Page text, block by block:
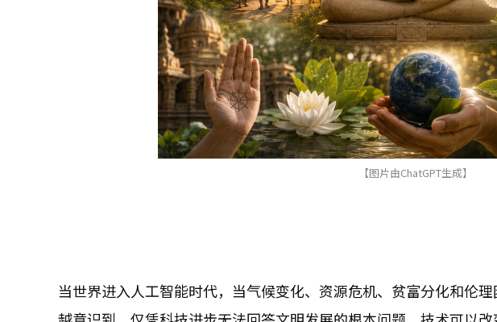
【图片由ChatGPT生成】
当世界进入人工智能时代，当气候变化、资源危机、贫富分化和伦